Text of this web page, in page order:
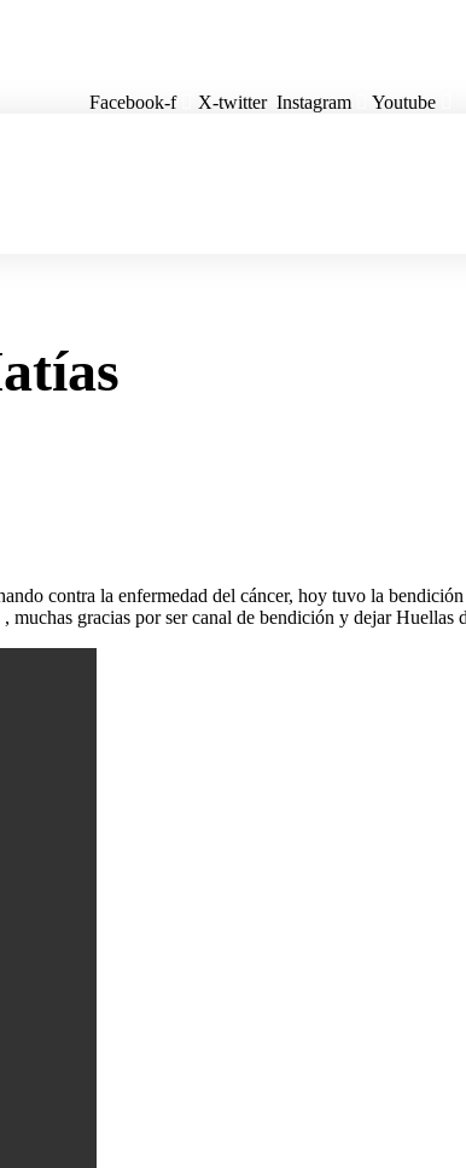
Facebook-f
X-twitter Instagram Youtube
contra la enfermedad del cáncer, hoy tuvo la
gracias por ser canal de bendición y dejar Huellas